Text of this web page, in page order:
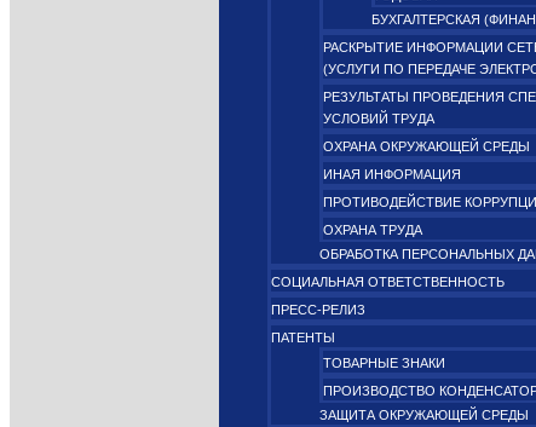
БУХГАЛТЕРСКАЯ
РАСКРЫТИЕ ИНФОРМАЦИИ
(УСЛУГИ ПО ПЕРЕДАЧЕ
РЕЗУЛЬТАТЫ ПРОВЕДЕНИЯ
УСЛОВИЙ ТРУДА
ОХРАНА ОКРУЖАЮЩЕЙ СРЕДЫ
ИНАЯ ИНФОРМАЦИЯ
ПРОТИВОДЕЙСТВИЕ
ОХРАНА ТРУДА
ОБРАБОТКА ПЕРСОНАЛЬНЫХ
СОЦИАЛЬНАЯ ОТВЕТСТВЕННОСТЬ
ПРЕСС-РЕЛИЗ
ПАТЕНТЫ
ТОВАРНЫЕ ЗНАКИ
ПРОИЗВОДСТВО
ЗАЩИТА ОКРУЖАЮЩЕЙ СРЕДЫ